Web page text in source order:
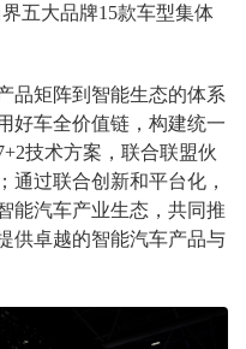
五大品牌15款车型集体
品矩阵到智能生态的体系
好车全价值链，构建统一
技术方案，联合联盟伙
通过联合创新和平台化，
能汽车产业生态，共同推
供卓越的智能汽车产品与